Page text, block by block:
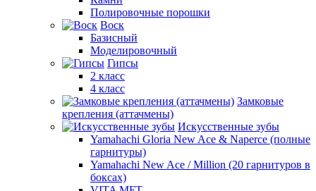
Полировочные порошки
Воск
Базисный
Моделировочный
Гипсы
2 класс
4 класс
Замковые
крепления (аттачмены)
Искусственные зубы
Yamahachi Gloria New Ace & Naperce (полные
гарнитуры)
Yamahachi New Ace / Million (20 гарнитуров в
боксах)